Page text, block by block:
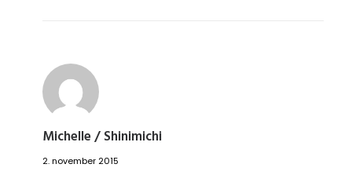
Michelle / Shinimichi
2. november 2015